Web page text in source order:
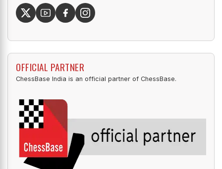
OFFICIAL PARTNER
ChessBase India is an official partner of ChessBase.